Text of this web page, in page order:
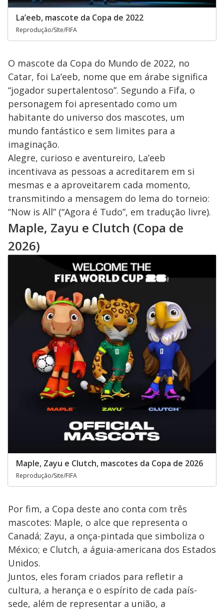
La’eeb, mascote da Copa de 2022
Reprodução/SIte/FIFA
O mascote da Copa do Mundo de 2022, no
Catar, foi La’eeb, nome que em árabe significa
“jogador supertalentoso”. Segundo a Fifa, o
personagem foi apresentado como um
habitante do universo dos mascotes, um
mundo fantástico e sem limites para a
imaginação.
Alegre, curioso e aventureiro, La’eeb
incentivava as pessoas a acreditarem em si
mesmas e a aproveitarem cada momento,
transmitindo a mensagem do lema do torneio:
“Now is All” (“Agora é Tudo”, em tradução livre).
Maple, Zayu e Clutch (Copa de
2026)
Maple, Zayu e Clutch, mascotes da Copa de 2026
Reprodução/Site/FIFA
Por fim, a Copa deste ano conta com três
mascotes: Maple, o alce que representa o
Canadá; Zayu, a onça-pintada que simboliza o
México; e Clutch, a águia-americana dos Estados
Unidos.
Juntos, eles foram criados para refletir a
cultura, a herança e o espírito de cada país-
sede, além de representar a união, a